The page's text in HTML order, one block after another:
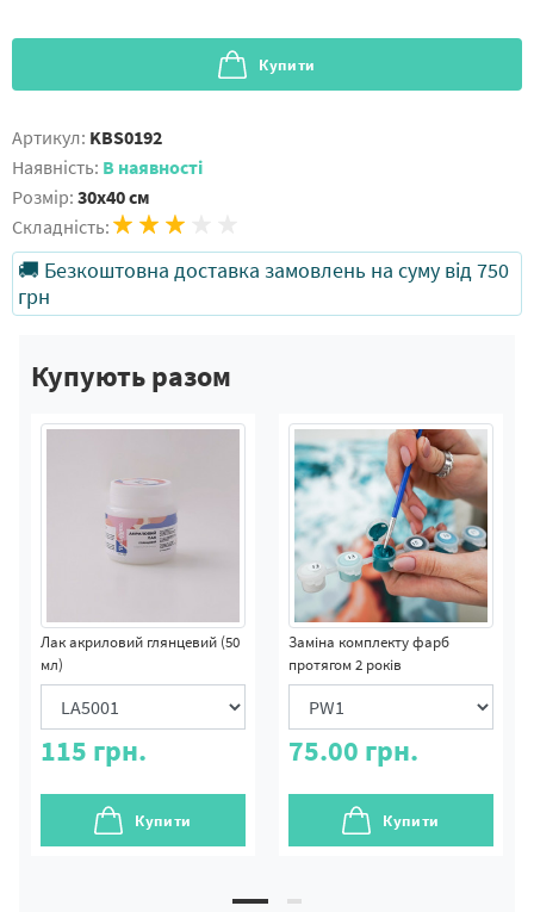
Купити
Артикул: KBS0192
Наявність: В наявності
Розмір: 30x40 см
Складність:
🚚 Безкоштовна доставка замовлень на суму від 750
грн
Купують разом
Лак акриловий глянцевий (50
мл)
115 грн.
Купити
Заміна комплекту фарб
протягом 2 років
75.00 грн.
Купити